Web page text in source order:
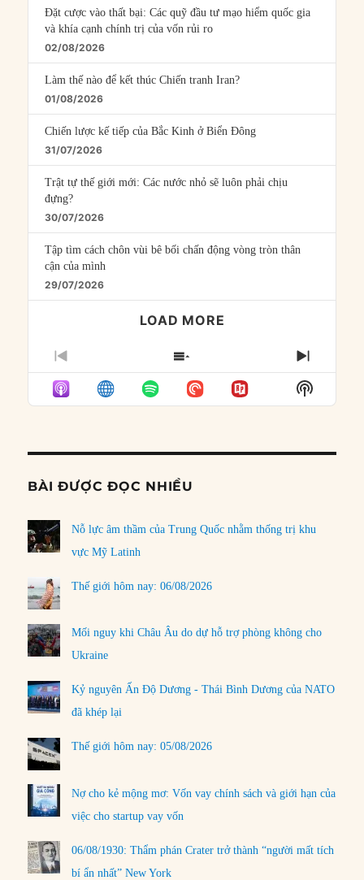
Đặt cược vào thất bại: Các quỹ đầu tư mạo hiểm quốc gia
và khía cạnh chính trị của vốn rủi ro
02/08/2026
Làm thế nào để kết thúc Chiến tranh Iran?
01/08/2026
Chiến lược kế tiếp của Bắc Kinh ở Biển Đông
31/07/2026
Trật tự thế giới mới: Các nước nhỏ sẽ luôn phải chịu
đựng?
30/07/2026
Tập tìm cách chôn vùi bê bối chấn động vòng tròn thân
cận của mình
29/07/2026
LOAD MORE
PREVIOUS
EPISODE
SHOW
EPISODES
LIST
NEXT
Show
Podcast
BÀI ĐƯỢC ĐỌC NHIỀU
Nỗ lực âm thầm của Trung Quốc nhằm thống trị khu
vực Mỹ Latinh
Thế giới hôm nay: 06/08/2026
Mối nguy khi Châu Âu do dự hỗ trợ phòng không cho
Ukraine
Kỷ nguyên Ấn Độ Dương - Thái Bình Dương của NATO
đã khép lại
Thế giới hôm nay: 05/08/2026
Nợ cho kẻ mộng mơ: Vốn vay chính sách và giới hạn của
việc cho startup vay vốn
06/08/1930: Thẩm phán Crater trở thành “người mất tích
bí ẩn nhất” New York